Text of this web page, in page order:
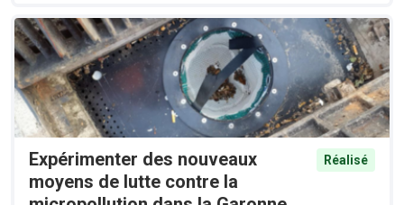
Expérimenter des nouveaux
moyens de lutte contre la
Réalisé